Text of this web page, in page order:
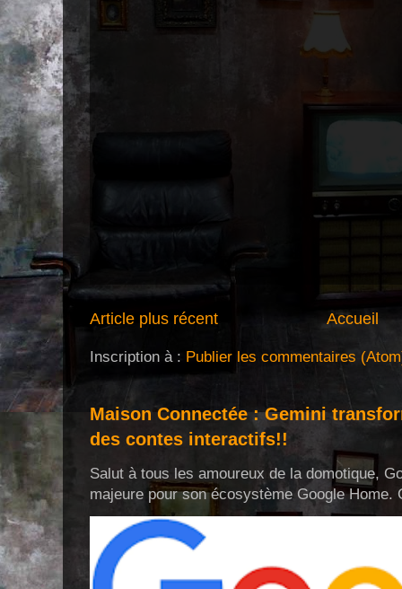
Article plus récent Accueil
Inscription à : Publier les commentaires
Maison Connectée : Gemini
des contes interactifs!!
Salut à tous les amoureux de la domotique,
majeure pour son écosystème Google Home.